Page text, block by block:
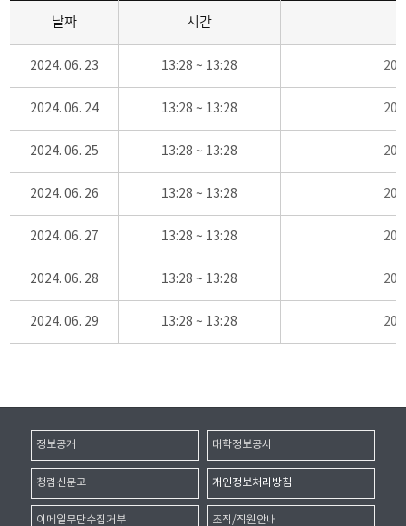
날짜 시간
2024. 06. 23 13:28 ~ 13:28
2024. 06. 24 13:28 ~ 13:28
2024. 06. 25 13:28 ~ 13:28
2024. 06. 26 13:28 ~ 13:28
2024. 06. 27 13:28 ~ 13:28
2024. 06. 28 13:28 ~ 13:28
2024. 06. 29 13:28 ~ 13:28
정보공개 대학정보공시
청렴신문고 개인정보처리방침
이메일무단수집거부 조직/직원안내